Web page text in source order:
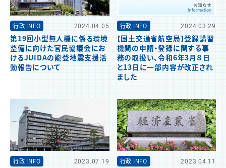
行政 INFO 2024.04.05
第19回小型無人機に係る環境
整備に向けた官民協議会にお
けるJUIDAの能登地震支援活
動報告について
行政 INFO 2024.03.29
【国土交通省航空局】登録講習
機関の申請・登録に関する事
務の取扱い、令和6年3月８日
と13日に一部内容が改正され
ました
行政 INFO 2023.07.19 行政 INFO 2023.04.11